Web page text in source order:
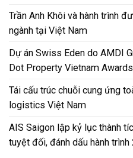
Trần Anh Khôi và hành trình
ngành tại Việt Nam
Dự án Swiss Eden do AMDI
Dot Property Vietnam
Tái cấu trúc chuỗi cung ứng
logistics Việt Nam
AIS Saigon lập kỷ lục thành
tuyệt đối, đánh dấu hành